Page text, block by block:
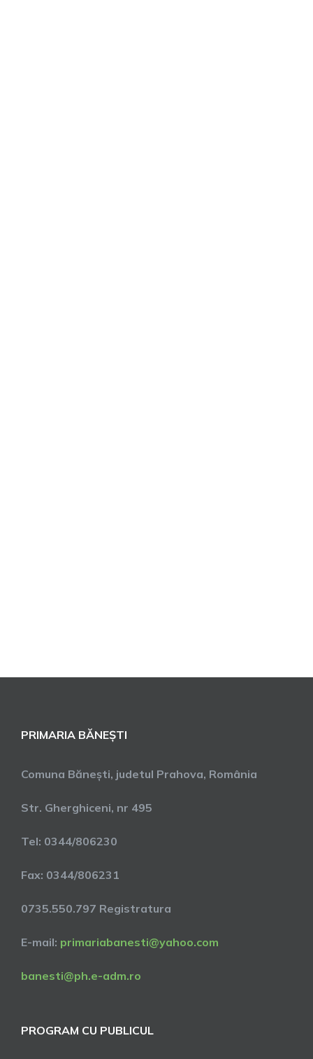
PRIMARIA BĂNEȘTI
Comuna Bănești, judetul Prahova, România
Str. Gherghiceni, nr 495
Tel: 0344/806230
Fax: 0344/806231
0735.550.797 Registratura
E-mail: primariabanesti@yahoo.com
banesti@ph.e-adm.ro
PROGRAM CU PUBLICUL